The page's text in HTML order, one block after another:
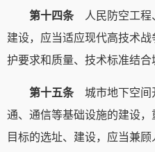
第十四条
人民防空工
建设，应当适应现代高技术
护要求和质量、技术标准结合
第十五条 城市地下空间
通、通信等基础设施的建设
目标的选址、建设，应当兼